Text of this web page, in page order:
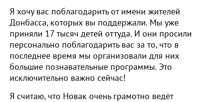
Я хочу вас поблагодарить от имени жителей
Донбасса, которых вы поддержали. Мы уже
приняли 17 тысяч детей оттуда. И они просили
персонально поблагодарить вас за то, что в
последнее время мы организовали для них
большие познавательные программы. Это
исключительно важно сейчас!
Я считаю, что Новак очень грамотно ведёт